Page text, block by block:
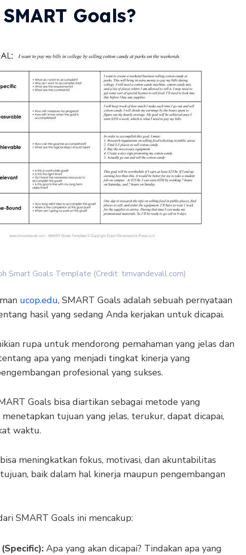
Goals?
Smart Goals Template (Credit: timvandevall.com)
ucop.edu, SMART Goals adalah sebuah pernyataan
hasil yang sedang Anda kerjakan untuk dicapai.
rupa untuk mendorong pemahaman yang jelas dan
apa yang menjadi tingkat kinerja yang
profesional yang sukses.
Goals bisa diartikan sebagai metode yang
tujuan yang jelas, terukur, dapat dicapai,
waktu.
meningkatkan fokus, motivasi, dan akuntabilitas
baik dalam hal kinerja maupun pengembangan
SMART Goals ini mencakup:
Apa yang akan dicapai? Tindakan apa yang